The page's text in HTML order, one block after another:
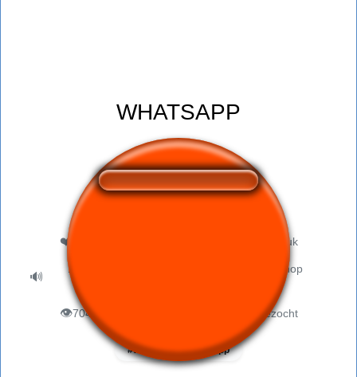
WHATSAPP
❤️ gebruikers vonden deze geluidsknop leuk
🔊
181 gebruikers hebben naar deze geluidsknop
👁️704 gebruikers hebben deze pagina bezocht
#what #whatsapp